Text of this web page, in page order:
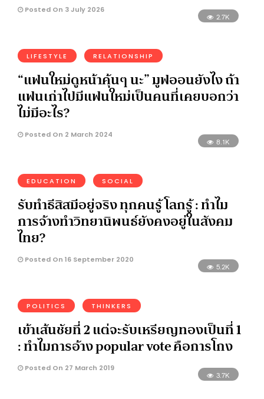
Posted On 3 July 2026
2.7K
LIFESTYLE RELATIONSHIP
“แฟนใหม่ดูหน้าคุ้นๆ นะ” มูฟออนยังไง ถ้า
แฟนเก่าไปมีแฟนใหม่เป็นคนที่เคยบอกว่า
ไม่มีอะไร?
Posted On 2 March 2024
8.1K
EDUCATION SOCIAL
รับทำธีสิสมีอยู่จริง ทุกคนรู้ โลกรู้ : ทำไม
การจ้างทำวิทยานิพนธ์ยังคงอยู่ในสังคม
ไทย?
Posted On 16 September 2020
5.2K
POLITICS THINKERS
เข้าเส้นชัยที่ 2 แต่จะรับเหรียญทองเป็นที่ 1
: ทำไมการอ้าง popular vote คือการโกง
Posted On 27 March 2019
3.7K